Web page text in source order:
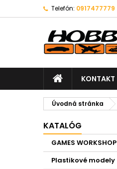
Telefón: 0917477779
KONTAKT
Úvodná stránka
KATALÓG
GAMES WORKSHOP
Plastikové modely